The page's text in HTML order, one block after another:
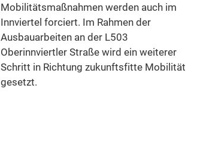
Mobilitätsmaßnahmen werden auch im
Innviertel forciert. Im Rahmen der
Ausbauarbeiten an der L503
Oberinnviertler Straße wird ein weiterer
Schritt in Richtung zukunftsfitte Mobilität
gesetzt.